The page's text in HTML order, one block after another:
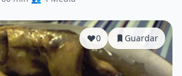
0 Guardar